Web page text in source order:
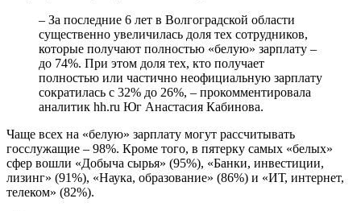
– За последние 6 лет в Волгоградской области
существенно увеличилась доля тех сотрудников,
которые получают полностью «белую» зарплату –
до 74%. При этом доля тех, кто получает
полностью или частично неофициальную зарплату
сократилась с 32% до 26%, – прокомментировала
аналитик hh.ru Юг Анастасия Кабинова.
Чаще всех на «белую» зарплату могут рассчитывать
госслужащие – 98%. Кроме того, в пятерку самых «белых»
сфер вошли «Добыча сырья» (95%), «Банки, инвестиции,
лизинг» (91%), «Наука, образование» (86%) и «ИТ, интернет,
телеком» (82%).